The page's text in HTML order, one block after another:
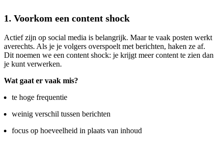
1. Voorkom een content shock
Actief zijn op social media is belangrijk. Maar te vaak posten werkt
averechts. Als je je volgers overspoelt met berichten, haken ze af.
Dit noemen we een content shock: je krijgt meer content te zien dan
je kunt verwerken.
Wat gaat er vaak mis?
te hoge frequentie
weinig verschil tussen berichten
focus op hoeveelheid in plaats van inhoud